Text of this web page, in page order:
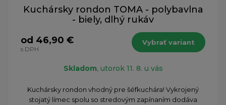
Kuchársky rondon TOMA - polybavlna
- biely, dlhý rukáv
od 46,90 €
s DPH
Vybrať variant
Skladom, utorok 11. 8. u vás
Kuchársky rondon vhodný pre šéfkuchára! Vykrojený
stojatý límec spolu so stredovým zapínaním dodáva